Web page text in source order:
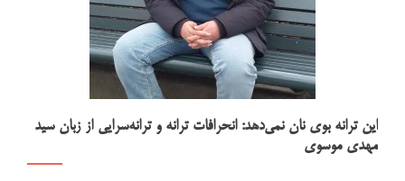
این ترانه بوی نان نمی‌دهد: انحرافات ترانه و ترانه‌سرایی از زبان سید
مهدی موسوی